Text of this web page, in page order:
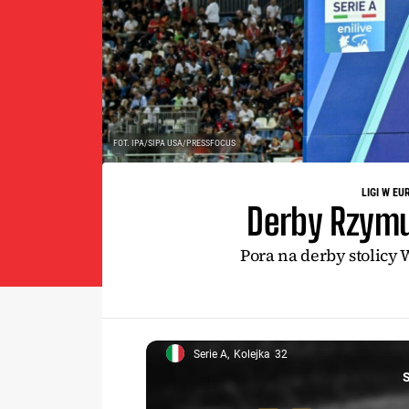
FOT. IPA/SIPA USA/PRESSFOCUS
LIGI W
Derby
Pora na derby stolicy
Serie A, 32
Serie A Kolejka 32